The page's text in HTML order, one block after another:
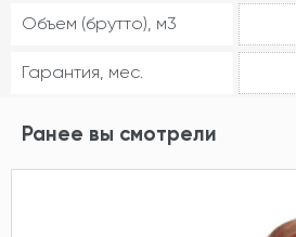
Объем (брутто), м3
Гарантия, мес.
Ранее вы смотрели